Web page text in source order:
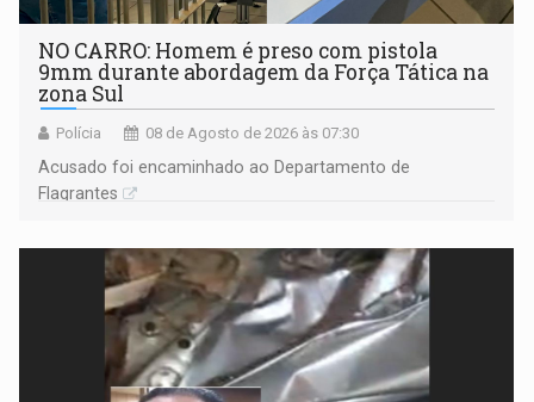
NO CARRO: Homem é preso com pistola
9mm durante abordagem da Força Tática na
zona Sul
Polícia 08 de Agosto de 2026 às 07:30
Acusado foi encaminhado ao Departamento de
Flagrantes